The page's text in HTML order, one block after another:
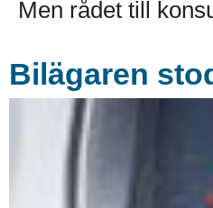
Men rådet till
Bilägaren